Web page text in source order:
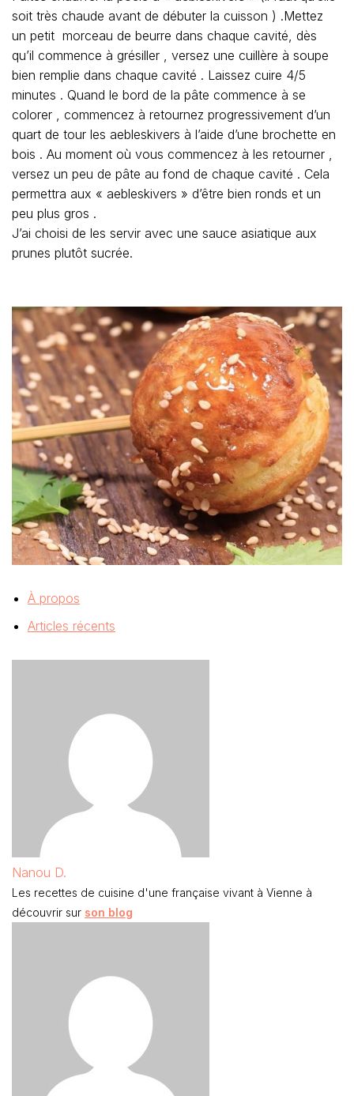
soit très chaude avant de débuter la cuisson ) .Mettez
un petit morceau de beurre dans chaque cavité, dès
qu’il commence à grésiller , versez une cuillère à soupe
bien remplie dans chaque cavité . Laissez cuire 4/5
minutes . Quand le bord de la pâte commence à se
colorer , commencez à retournez progressivement d’un
quart de tour les aebleskivers à l’aide d’une brochette en
bois . Au moment où vous commencez à les retourner ,
versez un peu de pâte au fond de chaque cavité . Cela
permettra aux « aebleskivers » d’être bien ronds et un
peu plus gros .
J’ai choisi de les servir avec une sauce asiatique aux
prunes plutôt sucrée.
À propos
Articles récents
Nanou D.
Les recettes de cuisine d'une française vivant à Vienne à
découvrir sur son blog